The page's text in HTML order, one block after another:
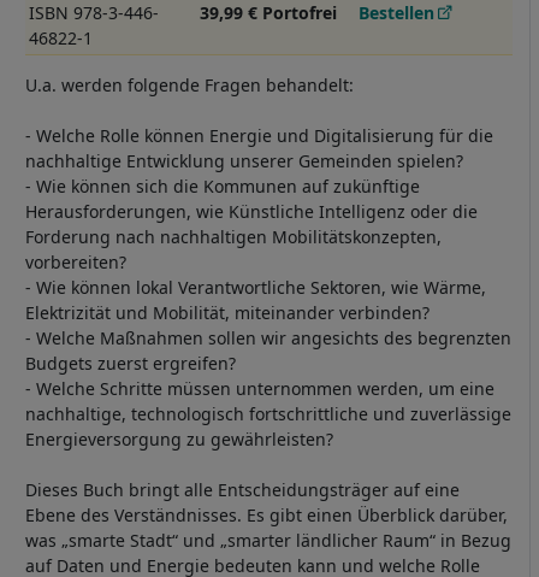
ISBN 978-3-446-
46822-1
39,99 € Portofrei Bestellen
U.a. werden folgende Fragen behandelt:
- Welche Rolle können Energie und Digitalisierung für die
nachhaltige Entwicklung unserer Gemeinden spielen?
- Wie können sich die Kommunen auf zukünftige
Herausforderungen, wie Künstliche Intelligenz oder die
Forderung nach nachhaltigen Mobilitätskonzepten,
vorbereiten?
- Wie können lokal Verantwortliche Sektoren, wie Wärme,
Elektrizität und Mobilität, miteinander verbinden?
- Welche Maßnahmen sollen wir angesichts des begrenzten
Budgets zuerst ergreifen?
- Welche Schritte müssen unternommen werden, um eine
nachhaltige, technologisch fortschrittliche und zuverlässige
Energieversorgung zu gewährleisten?
Dieses Buch bringt alle Entscheidungsträger auf eine
Ebene des Verständnisses. Es gibt einen Überblick darüber,
was „smarte Stadt“ und „smarter ländlicher Raum“ in Bezug
auf Daten und Energie bedeuten kann und welche Rolle